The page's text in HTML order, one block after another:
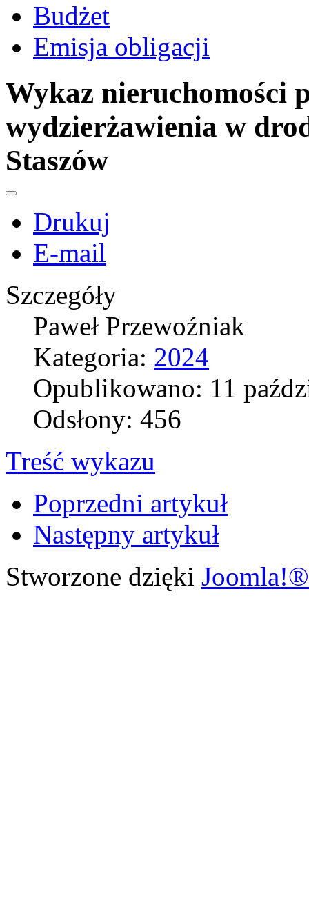
Budżet
Emisja obligacji
Wykaz nieruchomości
wydzierżawienia w
Staszów
Drukuj
E-mail
Szczegóły
Paweł Przewoźniak
Kategoria: 2024
Opublikowano: 11
Odsłony: 456
Treść wykazu
Poprzedni artykuł
Następny artykuł
Stworzone dzięki Joomla!®